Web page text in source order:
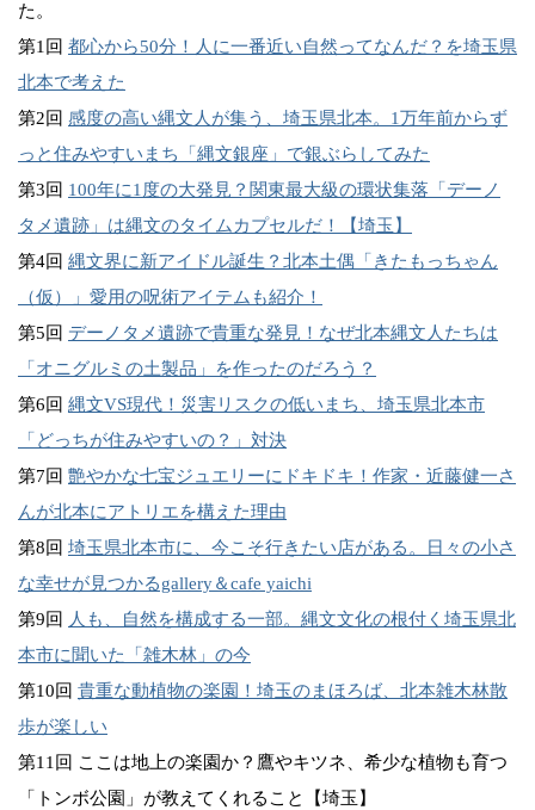
た。
第1回 都心から50分！人に一番近い自然ってなんだ？を埼玉県
北本で考えた
第2回 感度の高い縄文人が集う、埼玉県北本。1万年前からず
っと住みやすいまち「縄文銀座」で銀ぶらしてみた
第3回 100年に1度の大発見？関東最大級の環状集落「デーノ
タメ遺跡」は縄文のタイムカプセルだ！【埼玉】
第4回 縄文界に新アイドル誕生？北本土偶「きたもっちゃん
（仮）」愛用の呪術アイテムも紹介！
第5回 デーノタメ遺跡で貴重な発見！なぜ北本縄文人たちは
「オニグルミの土製品」を作ったのだろう？
第6回 縄文VS現代！災害リスクの低いまち、埼玉県北本市
「どっちが住みやすいの？」対決
第7回 艶やかな七宝ジュエリーにドキドキ！作家・近藤健一さ
んが北本にアトリエを構えた理由
第8回 埼玉県北本市に、今こそ行きたい店がある。日々の小さ
な幸せが見つかるgallery＆cafe yaichi
第9回 人も、自然を構成する一部。縄文文化の根付く埼玉県北
本市に聞いた「雑木林」の今
第10回 貴重な動植物の楽園！埼玉のまほろば、北本雑木林散
歩が楽しい
第11回 ここは地上の楽園か？鷹やキツネ、希少な植物も育つ
「トンボ公園」が教えてくれること【埼玉】